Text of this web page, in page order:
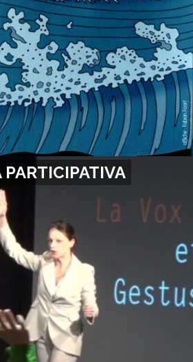
PARTICIPATIVA